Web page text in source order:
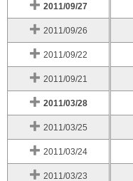
2011/09/27
2011/09/26
2011/09/22
2011/09/21
2011/03/28
2011/03/25
2011/03/24
2011/03/23